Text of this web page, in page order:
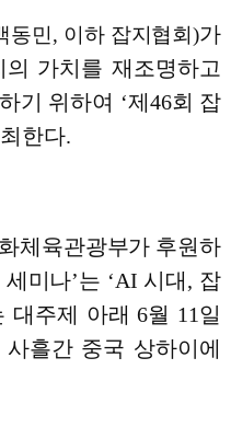
동민, 이하 잡지협회)가
가치를 재조명하고
기 위하여 ‘제 46회 잡
한다.
체육관광부가 후원하
세미나’는 ‘AI 시대 , 잡
대주제 아래 6월 11일
사흘간 중국 상하이에